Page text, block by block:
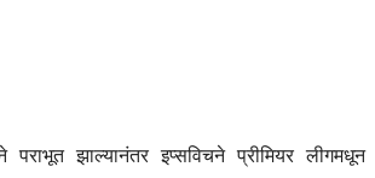
झाल्यानंतर इप्सविचने प्रीमियर लीगमधून